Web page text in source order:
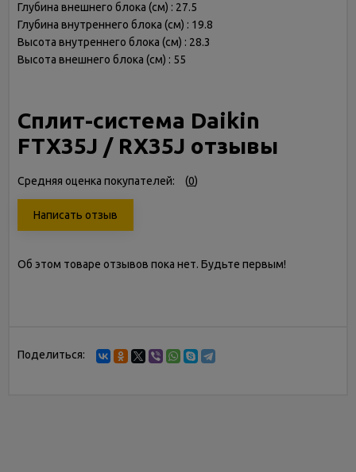
Глубина внешнего блока (см) : 27.5
Глубина внутреннего блока (см) : 19.8
Высота внутреннего блока (см) : 28.3
Высота внешнего блока (см) : 55
Сплит-система Daikin
FTX35J / RX35J отзывы
Средняя оценка покупателей: (0)
Написать отзыв
Об этом товаре отзывов пока нет. Будьте первым!
Поделиться: